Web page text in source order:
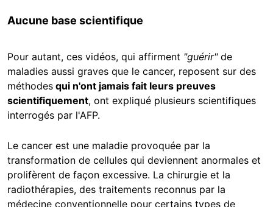
Aucune base scientifique
Pour autant, ces vidéos, qui affirment "guérir"de
maladies aussi graves que le cancer, reposent sur des
méthodes qui n'ont jamais fait leurs preuves
scientifiquement, ont expliqué plusieurs scientifiques
interrogés par l'AFP.
Le cancer est une maladie provoquée par la
transformation de cellules qui deviennent anormales et
prolifèrent de façon excessive. La chirurgie et la
radiothérapies, des traitements reconnus par la
médecine conventionnelle pour certains types de